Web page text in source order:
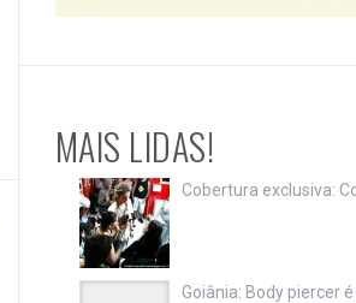
MAIS LIDAS!
Cobertura exclusiva:
Goiânia: Body piercer